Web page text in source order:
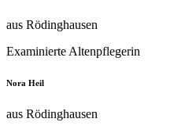
aus Rödinghausen
Examinierte Altenpflegerin
Nora Heil
aus Rödinghausen